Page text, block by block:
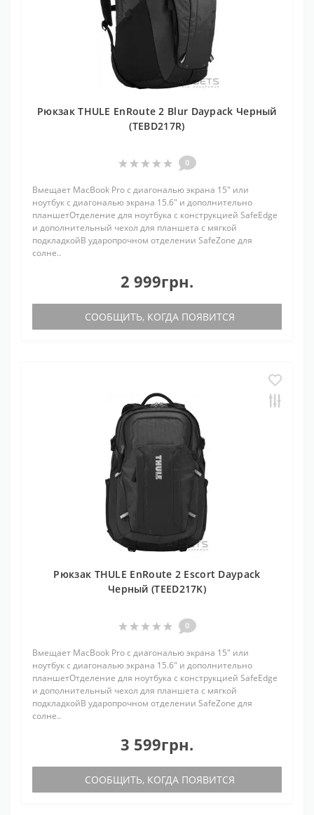
Рюкзак THULE EnRoute 2 Blur Daypack Черный
(TEBD217R)
0
Вмещает MacBook Pro с диагональю экрана 15" или
ноутбук с диагональю экрана 15.6" и дополнительно
планшетОтделение для ноутбука с конструкцией SafeEdge
и дополнительный чехол для планшета с мягкой
подкладкойВ ударопрочном отделении SafeZone для
солне..
2 999грн.
СООБЩИТЬ, КОГДА ПОЯВИТСЯ
Рюкзак THULE EnRoute 2 Escort Daypack
Черный (TEED217K)
0
Вмещает MacBook Pro с диагональю экрана 15" или
ноутбук с диагональю экрана 15.6" и дополнительно
планшетОтделение для ноутбука с конструкцией SafeEdge
и дополнительный чехол для планшета с мягкой
подкладкойВ ударопрочном отделении SafeZone для
солне..
3 599грн.
СООБЩИТЬ, КОГДА ПОЯВИТСЯ